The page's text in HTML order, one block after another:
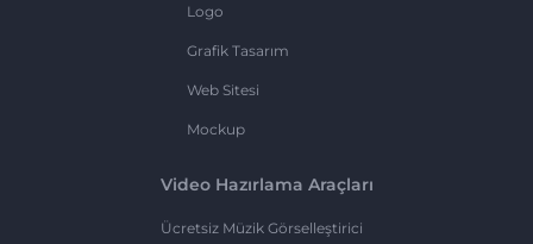
Logo
Grafik Tasarım
Web Sitesi
Mockup
Video Hazırlama Araçları
Ücretsiz Müzik Görselleştirici